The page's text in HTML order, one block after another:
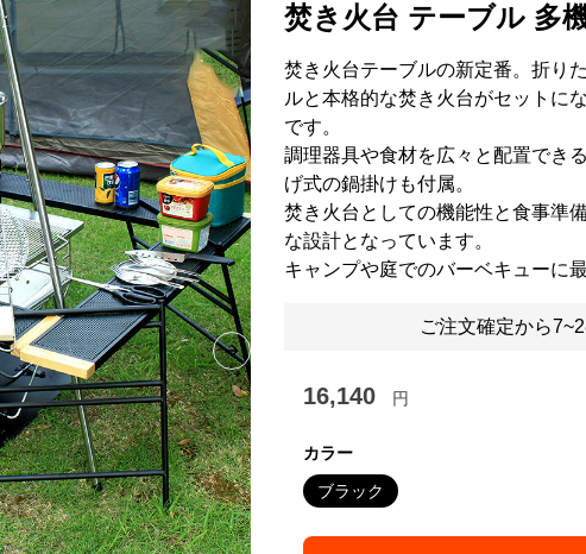
Next slide
焚き火台 テーブル 多
焚き火台テーブルの新定番。折り
ルと本格的な焚き火台がセットに
です。
調理器具や食材を広々と配置でき
げ式の鍋掛けも付属。
焚き火台としての機能性と食事準
な設計となっています。
キャンプや庭でのバーベキューに
ご注文確定から
16,140 円
カラー
ブラック